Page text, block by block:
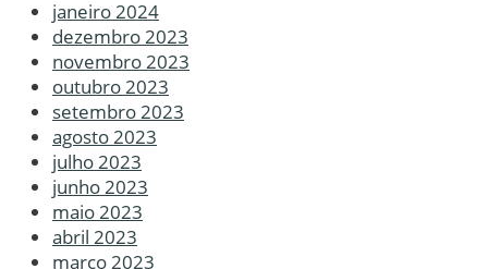
janeiro 2024
dezembro 2023
novembro 2023
outubro 2023
setembro 2023
agosto 2023
julho 2023
junho 2023
maio 2023
abril 2023
março 2023